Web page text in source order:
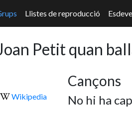
Llistes de reproducció
Petit quan
Wikipedia
Cançons
No hi ha